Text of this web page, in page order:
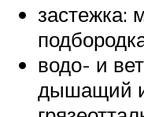
застежка:
водо- и
дышащий